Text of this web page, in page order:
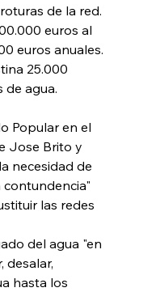
de la red.
euros al
euros anuales.
25.000
de agua.
Popular en el
Jose Brito y
necesidad de
las redes
del agua "en
desalar,
hasta los